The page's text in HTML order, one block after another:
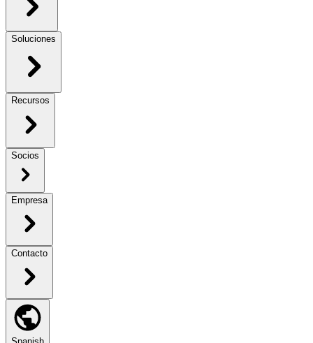
Soluciones
Recursos
Socios
Empresa
Contacto